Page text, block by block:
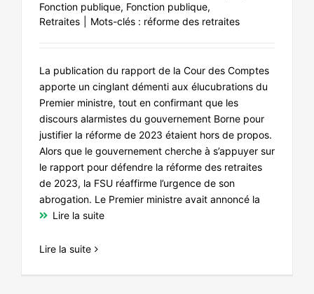
Fonction publique, Fonction publique,
Retraites
Mots-clés : réforme des retraites
La publication du rapport de la Cour des Comptes
apporte un cinglant démenti aux élucubrations du
Premier ministre, tout en confirmant que les
discours alarmistes du gouvernement Borne pour
justifier la réforme de 2023 étaient hors de propos.
Alors que le gouvernement cherche à s’appuyer sur
le rapport pour défendre la réforme des retraites
de 2023, la FSU réaffirme l’urgence de son
abrogation. Le Premier ministre avait annoncé la
Lire la suite
Lire la suite